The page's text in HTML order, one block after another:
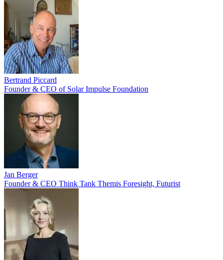
Bertrand Piccard
Founder & CEO of Solar Impulse Foundation
Jan Berger
Founder & CEO Think Tank Themis Foresight, Futurist